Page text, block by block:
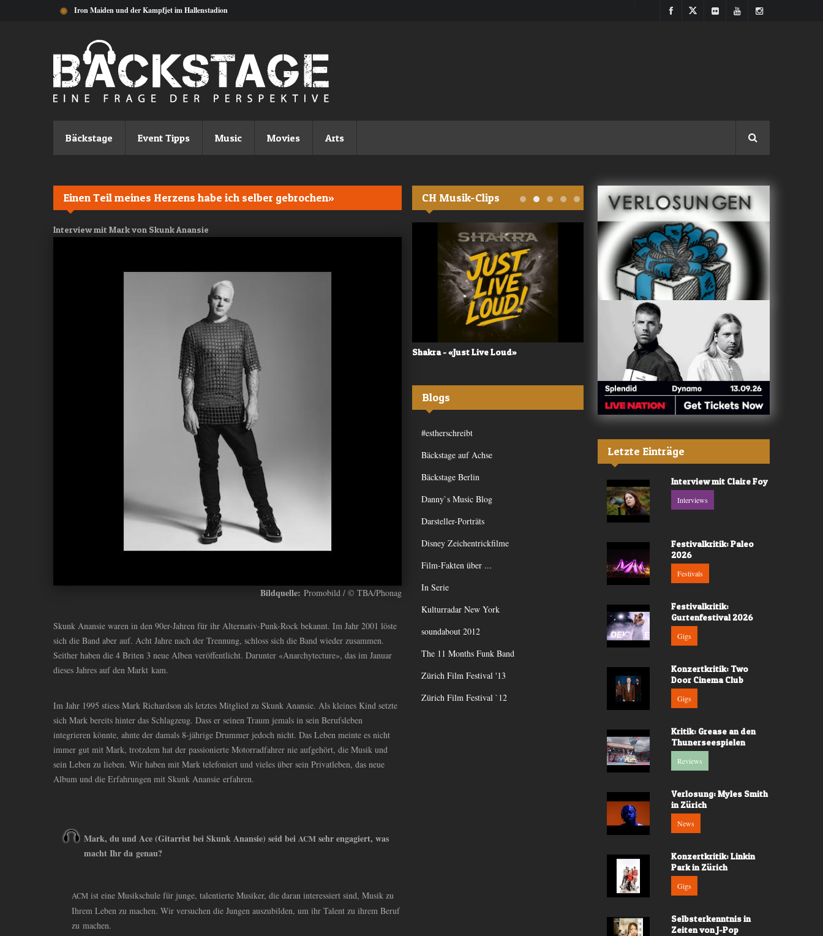
Direkt zum Inhalt Iron Maiden und der Kampfjet im Hallenstadion
Bäckstage Event Tipps Music Movies Arts
Einen Teil meines Herzens habe ich selber gebrochen»
Interview mit Mark von Skunk Anansie
Bildquelle: Promobild / © TBA/Phonag
Skunk Anansie waren in den 90er-Jahren für ihr Alternativ-Punk-Rock bekannt. Im Jahr 2001 löste
sich die Band aber auf. Acht Jahre nach der Trennung, schloss sich die Band wieder zusammen.
Seither haben die 4 Briten 3 neue Alben veröffentlicht. Darunter «Anarchytecture», das im Januar
dieses Jahres auf den Markt kam.
Im Jahr 1995 stiess Mark Richardson als letztes Mitglied zu Skunk Anansie. Als kleines Kind setzte
sich Mark bereits hinter das Schlagzeug. Dass er seinen Traum jemals in sein Berufsleben
integrieren könnte, ahnte der damals 8-jährige Drummer jedoch nicht. Das Leben meinte es nicht
immer gut mit Mark, trotzdem hat der passionierte Motorradfahrer nie aufgehört, die Musik und
sein Leben zu lieben. Wir haben mit Mark telefoniert und vieles über sein Privatleben, das neue
Album und die Erfahrungen mit Skunk Anansie erfahren.
Mark, du und Ace (Gitarrist bei Skunk Anansie) seid bei ACM sehr engagiert, was
macht Ihr da genau?
ACM ist eine Musikschule für junge, talentierte Musiker, die daran interessiert sind, Musik zu
Ihrem Leben zu machen. Wir versuchen die Jungen auszubilden, um ihr Talent zu ihrem Beruf
zu machen.
CH Musik-Clips
ANDIYAH - «Frequency» Shakra - «Just Live Loud» Valerù - «IL MARE»
Blogs
#estherschreibt
Bäckstage auf Achse
Bäckstage Berlin
Danny`s Music Blog
Darsteller-Porträts
Disney Zeichentrickfilme
Film-Fakten über ...
In Serie
Kulturradar New York
soundabout 2012
The 11 Months Funk Band
Zürich Film Festival '13
Zürich Film Festival `12
Letzte Einträge
Interview mit Claire Foy
Interviews
Festivalkritik: Paleo
2026
Festivals
Festivalkritik:
Gurtenfestival 2026
Gigs
Konzertkritik: Two
Door Cinema Club
Gigs
Kritik: Grease an den
Thunerseespielen
Reviews
Verlosung: Myles Smith
in Zürich
News
Konzertkritik: Linkin
Park in Zürich
Gigs
Selbsterkenntnis in
Zeiten von J-Pop